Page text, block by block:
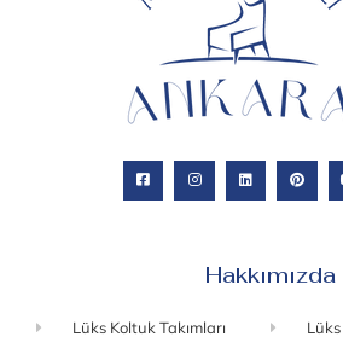
Hakkımızda
Lüks Koltuk Takımları